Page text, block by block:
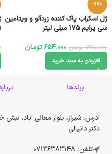
-15%
ژل اسکراب پاک کننده زردآلو و ویتامین
سی پرایم 175 میلی لیتر
770.000 تومان 654.000تومان
افزودن به سبد خرید
برندها
آدرس: شیراز، بلوار معالی آباد، نبش
دکتر دانیالی
تلفن: 07136383148